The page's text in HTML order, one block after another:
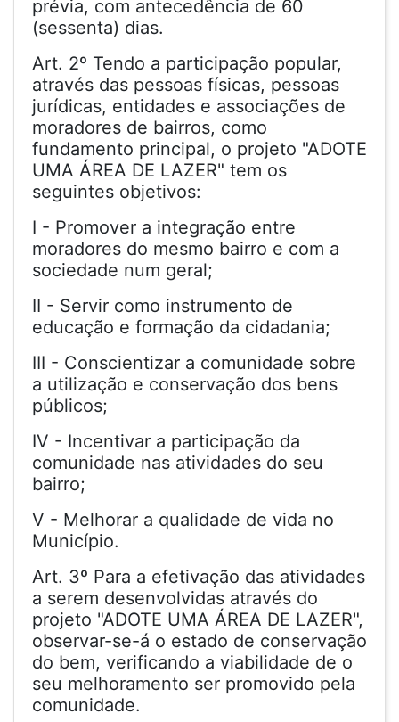
prévia, com antecedência de 60
(sessenta) dias.
Art. 2º Tendo a participação popular,
através das pessoas físicas, pessoas
jurídicas, entidades e associações de
moradores de bairros, como
fundamento principal, o projeto "ADOTE
UMA ÁREA DE LAZER" tem os
seguintes objetivos:
I - Promover a integração entre
moradores do mesmo bairro e com a
sociedade num geral;
II - Servir como instrumento de
educação e formação da cidadania;
III - Conscientizar a comunidade sobre
a utilização e conservação dos bens
públicos;
IV - Incentivar a participação da
comunidade nas atividades do seu
bairro;
V - Melhorar a qualidade de vida no
Município.
Art. 3º Para a efetivação das atividades
a serem desenvolvidas através do
projeto "ADOTE UMA ÁREA DE LAZER",
observar-se-á o estado de conservação
do bem, verificando a viabilidade de o
seu melhoramento ser promovido pela
comunidade.